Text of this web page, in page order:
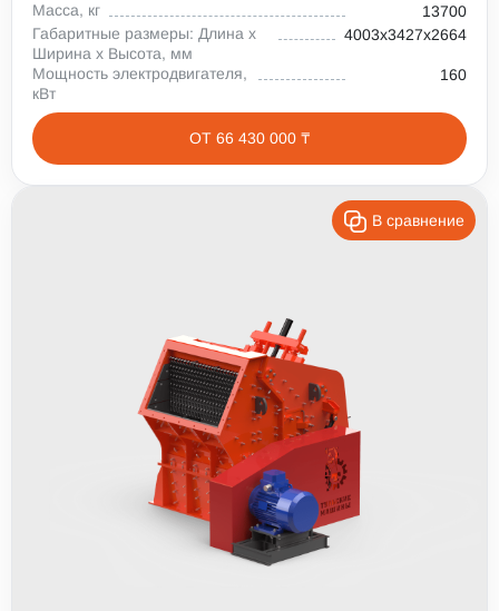
Масса, кг
13700
Габаритные размеры: Длина х
Ширина х Высота, мм
4003х3427х2664
Мощность электродвигателя,
кВт
160
ОТ 66 430 000 ₸
В сравнение